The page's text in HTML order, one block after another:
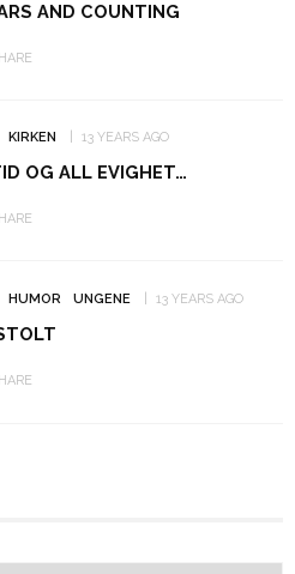
AND COUNTING
KIRKEN 13 YEARS AGO
OG ALL EVIGHET…
HUMOR UNGENE 13 YEARS AGO